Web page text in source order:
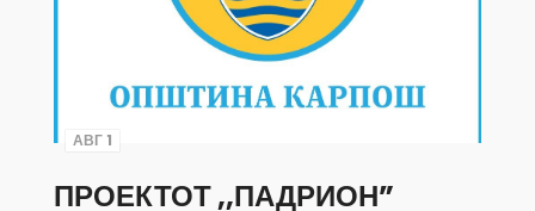
АВГ 1
ПРОЕКТОТ ,,ПАДРИОН”